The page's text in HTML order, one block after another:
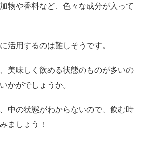
物や香料など、色々な成分が入って
活用するのは難しそうです。
美味しく飲める状態のものが多いの
かがでしょうか。
中の状態がわからないので、飲む時
ましょう！